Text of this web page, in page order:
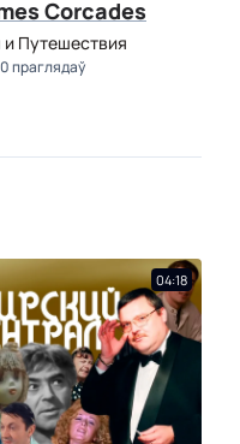
Corcades
и Путешествия
праглядаў
04:18